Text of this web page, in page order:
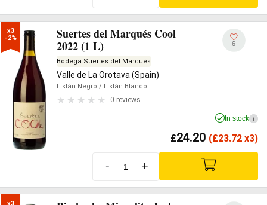
x3
-2%
Suertes del Marqués Cool
2022 (1 L)
Bodega Suertes del Marqués
Valle de La Orotava (Spain)
Listán Negro / Listán Blanco
0 reviews
6
In stock i
£24.20 (£23.72 x3)
- +
x3